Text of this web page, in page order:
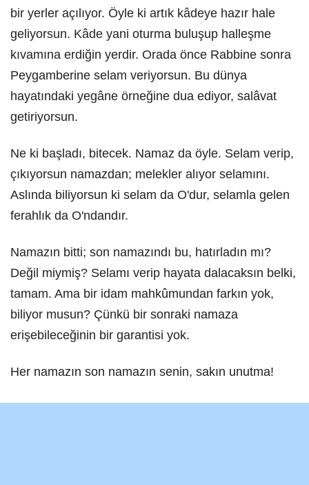
bir yerler açılıyor. Öyle ki artık kâdeye hazır hale
geliyorsun. Kâde yani oturma buluşup halleşme
kıvamına erdiğin yerdir. Orada önce Rabbine sonra
Peygamberine selam veriyorsun. Bu dünya
hayatındaki yegâne örneğine dua ediyor, salâvat
getiriyorsun.
Ne ki başladı, bitecek. Namaz da öyle. Selam verip,
çıkıyorsun namazdan; melekler alıyor selamını.
Aslında biliyorsun ki selam da O'dur, selamla gelen
ferahlık da O'ndandır.
Namazın bitti; son namazındı bu, hatırladın mı?
Değil miymiş? Selamı verip hayata dalacaksın belki,
tamam. Ama bir idam mahkûmundan farkın yok,
biliyor musun? Çünkü bir sonraki namaza
erişebileceğinin bir garantisi yok.
Her namazın son namazın senin, sakın unutma!